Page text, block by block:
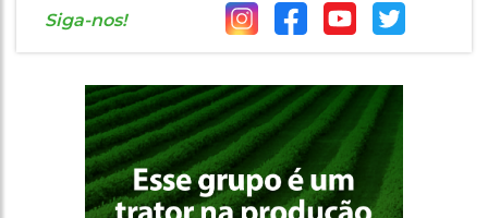
Siga-nos!